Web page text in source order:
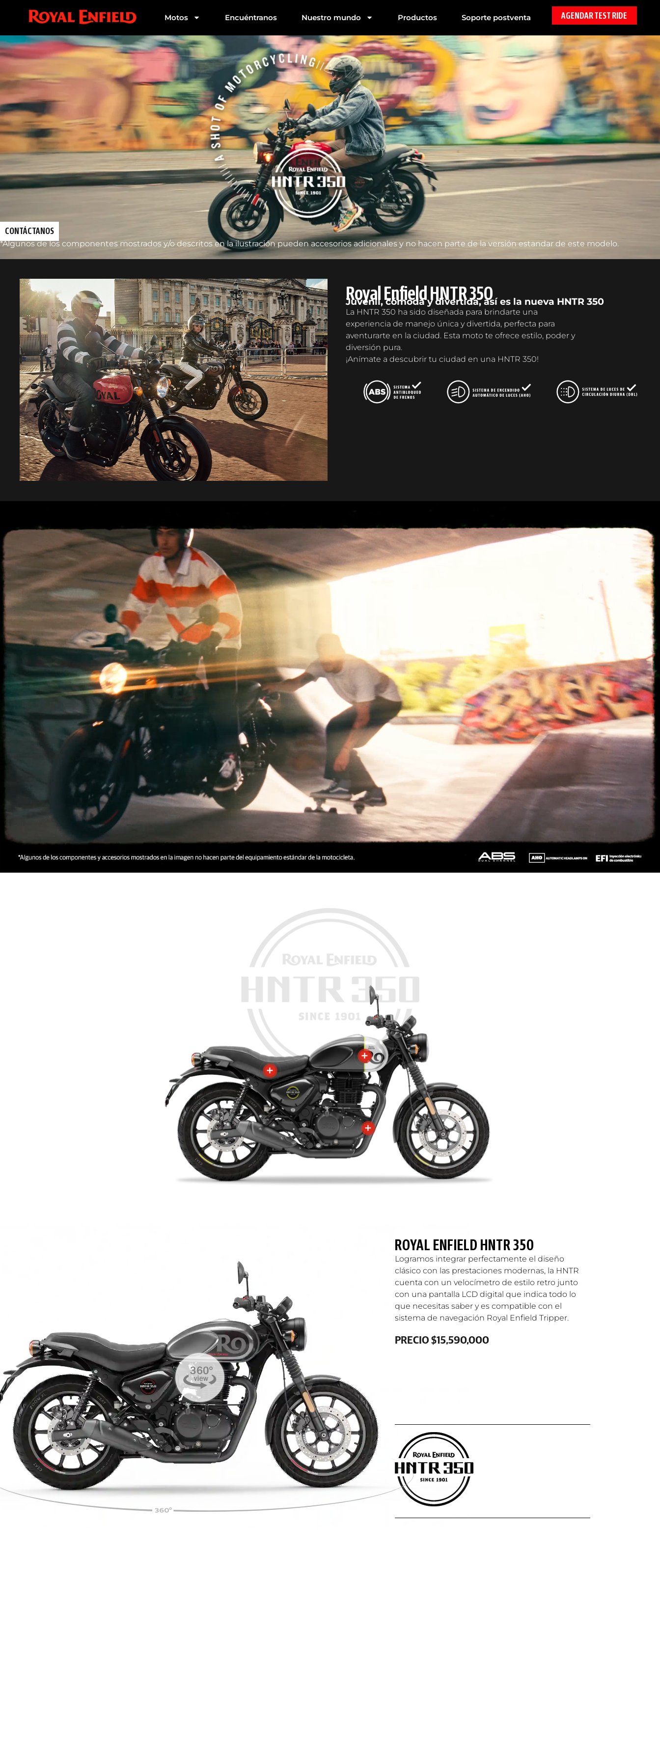
Motos Encuéntranos Nuestro mundo Productos Soporte postventa AGENDAR TEST RIDE
CONTÁCTANOS
*Algunos de los componentes mostrados y/o descritos en la ilustración pueden accesorios adicionales y no hacen parte de la versión estandar de este modelo.
Royal Enfield HNTR 350
Juvenil, cómoda y divertida, así es la nueva HNTR 350
La HNTR 350 ha sido diseñada para brindarte una
experiencia de manejo única y divertida, perfecta para
aventurarte en la ciudad. Esta moto te ofrece estilo, poder y
diversión pura.
¡Anímate a descubrir tu ciudad en una HNTR 350!
ROYAL ENFIELD HNTR 350
Logramos integrar perfectamente el diseño
clásico con las prestaciones modernas, la HNTR
cuenta con un velocímetro de estilo retro junto
con una pantalla LCD digital que indica todo lo
que necesitas saber y es compatible con el
sistema de navegación Royal Enfield Tripper.
PRECIO $15,590,000